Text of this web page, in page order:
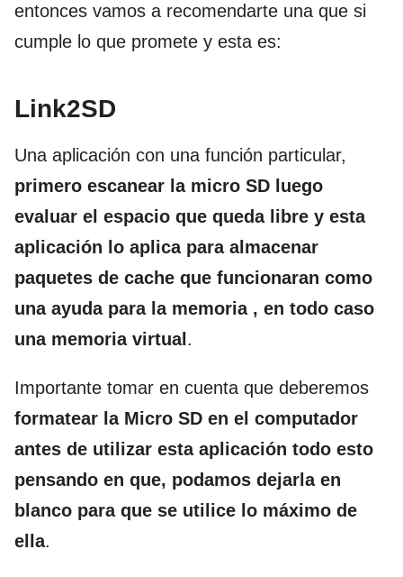
entonces vamos a recomendarte una que si
cumple lo que promete y esta es:
Link2SD
Una aplicación con una función particular,
primero escanear la micro SD luego
evaluar el espacio que queda libre y esta
aplicación lo aplica para almacenar
paquetes de cache que funcionaran como
una ayuda para la memoria , en todo caso
una memoria virtual .
Importante tomar en cuenta que deberemos
formatear la Micro SD en el computador
antes de utilizar esta aplicación todo esto
pensando en que, podamos dejarla en
blanco para que se utilice lo máximo de
ella.